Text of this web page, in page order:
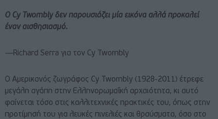
Ο Cy Twombly δεν παρουσιάζει μία εικόνα αλλά προκαλεί
έναν αισθησιασμό.
—Richard Serra για τον Cy Twombly
Ο Αμερικανός ζωγράφος Cy Twombly (1928-2011) έτρεφε
μεγάλη αγάπη στην Ελληνορωμαΐκή αρχαιότητα, κι αυτό
φαίνεται τόσο στις καλλιτεχνικές πρακτικές του, όπως στην
προτίμησή του για λευκές πινελιές και θραύσματα, όσο στο